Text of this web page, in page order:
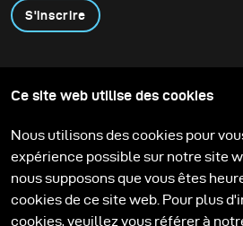
et la présence de
l’environnement.
S'inscrire
Contactez-nous
Support
Carrière
Media Center
Ce site web utilise des cookies
Nous utilisons des cookies pour
expérience possible sur notre site
nous supposons que vous êtes
cookies de ce site web. Pour plus
cookies, veuillez vous référer à